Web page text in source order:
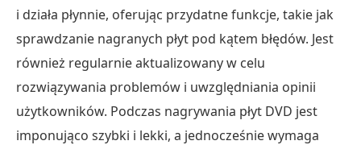
i działa płynnie, oferując przydatne funkcje, takie jak
sprawdzanie nagranych płyt pod kątem błędów. Jest
również regularnie aktualizowany w celu
rozwiązywania problemów i uwzględniania opinii
użytkowników. Podczas nagrywania płyt DVD jest
imponująco szybki i lekki, a jednocześnie wymaga